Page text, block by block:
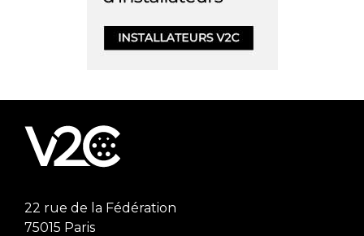
22 rue de la Fédération
75015 Paris